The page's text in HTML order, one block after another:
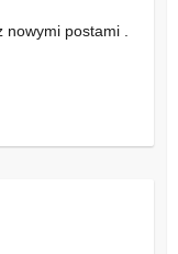
postami .